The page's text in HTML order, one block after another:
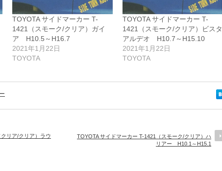
TOYOTA サイドマーカー T-
1421（スモーク/クリア）ガイ
ア H10.5～H16.7
2021年1月22日
TOYOTA
TOYOTA サイドマーカー T-
1421（スモーク/クリア）ビスタ
アルデオ H10.7～H15.10
2021年1月22日
TOYOTA
リア/クリア）ラウ
TOYOTA サイドマーカー T-1421（スモーク/クリア）ハ
リアー H10.1～H15.1